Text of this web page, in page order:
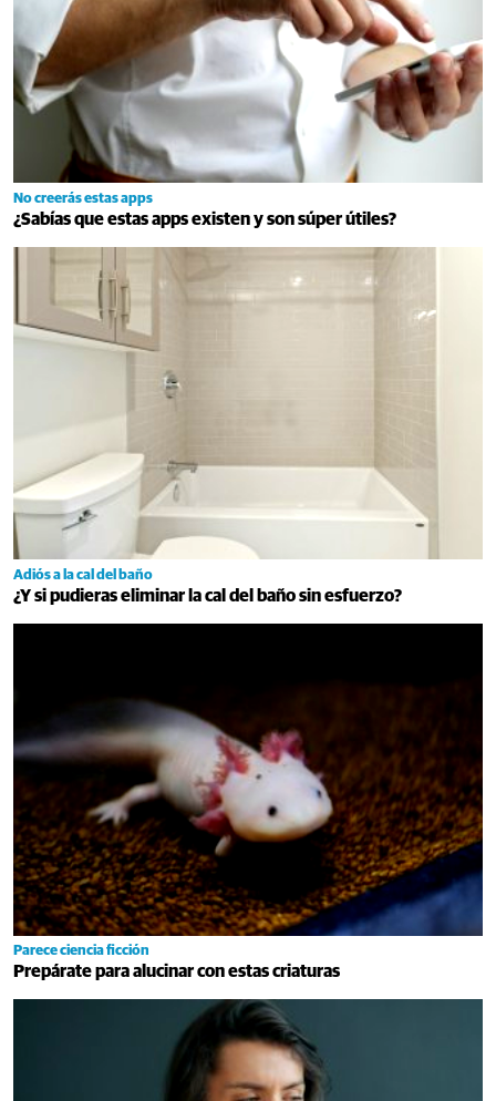
No creerás estas apps
¿Sabías que estas apps existen y son súper útiles?
Adiós a la cal del baño
¿Y si pudieras eliminar la cal del baño sin esfuerzo?
Parece ciencia ficción
Prepárate para alucinar con estas criaturas